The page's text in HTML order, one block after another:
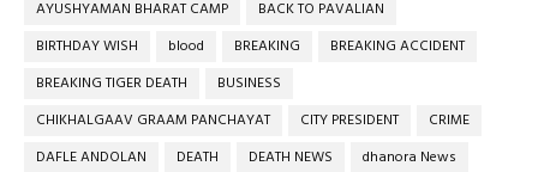
AYUSHYAMAN BHARAT CAMP
BACK TO PAVALIAN
BIRTHDAY WISH
blood BREAKING
BREAKING ACCIDENT
BREAKING TIGER DEATH
BUSINESS
CHIKHALGAAV GRAAM PANCHAYAT
CITY PRESIDENT
CRIME
DAFLE ANDOLAN
DEATH DEATH NEWS
dhanora News